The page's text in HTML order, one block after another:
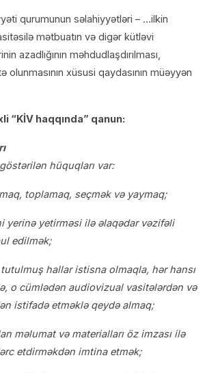
qurumunun səlahiyyətləri – …ilkin
mətbuatın və digər kütləvi
azadlığının məhdudlaşdırılması,
olunmasının xüsusi qaydasının müəyyən
“KİV haqqında” qanun:
hüquqları var:
toplamaq, seçmək və yaymaq;
yerinə yetirməsi ilə əlaqədar vəzifəli
edilmək;
hallar istisna olmaqla, hər hansı
o cümlədən audiovizual vasitələrdən və
istifadə etməklə qeydə almaq;
məlumat və materialları öz imzası ilə
etdirməkdən imtina etmək;